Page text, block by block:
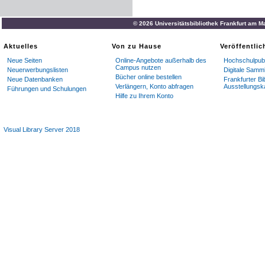
© 2026 Universitätsbibliothek Frankfurt am
Aktuelles
Neue Seiten
Neuerwerbungslisten
Neue Datenbanken
Führungen und Schulungen
Von zu Hause
Online-Angebote außerhalb des
Campus nutzen
Bücher online bestellen
Verlängern, Konto abfragen
Hilfe zu Ihrem Konto
Digitale
Frankfurter
Visual Library Server 2018